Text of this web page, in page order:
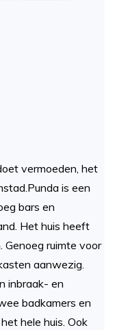
vermoeden, het
is een
bars en
Het huis heeft
Genoeg ruimte voor
aanwezig.
inbraak- en
badkamers en
hele huis. Ook